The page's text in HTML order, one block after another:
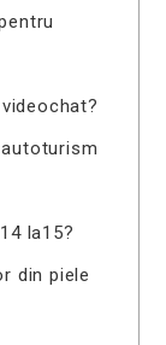
la15?
din piele